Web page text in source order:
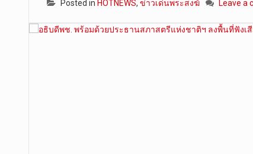
Posted in HOTNEWS, ข่าวเด่นพระสงฆ์ Leave a